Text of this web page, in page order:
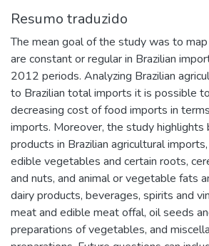
Resumo traduzido
The mean goal of the study was to
are constant or regular in Brazilian
2012 periods. Analyzing Brazilian
to Brazilian total imports it is possible
decreasing cost of food imports in
imports. Moreover, the study highlights
products in Brazilian agricultural
edible vegetables and certain roots,
and nuts, and animal or vegetable fats
dairy products, beverages, spirits and
meat and edible meat offal, oil seeds
preparations of vegetables, and